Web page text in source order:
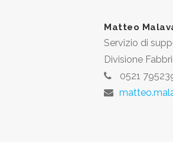
Matteo
Servizio di
Divisione
0521